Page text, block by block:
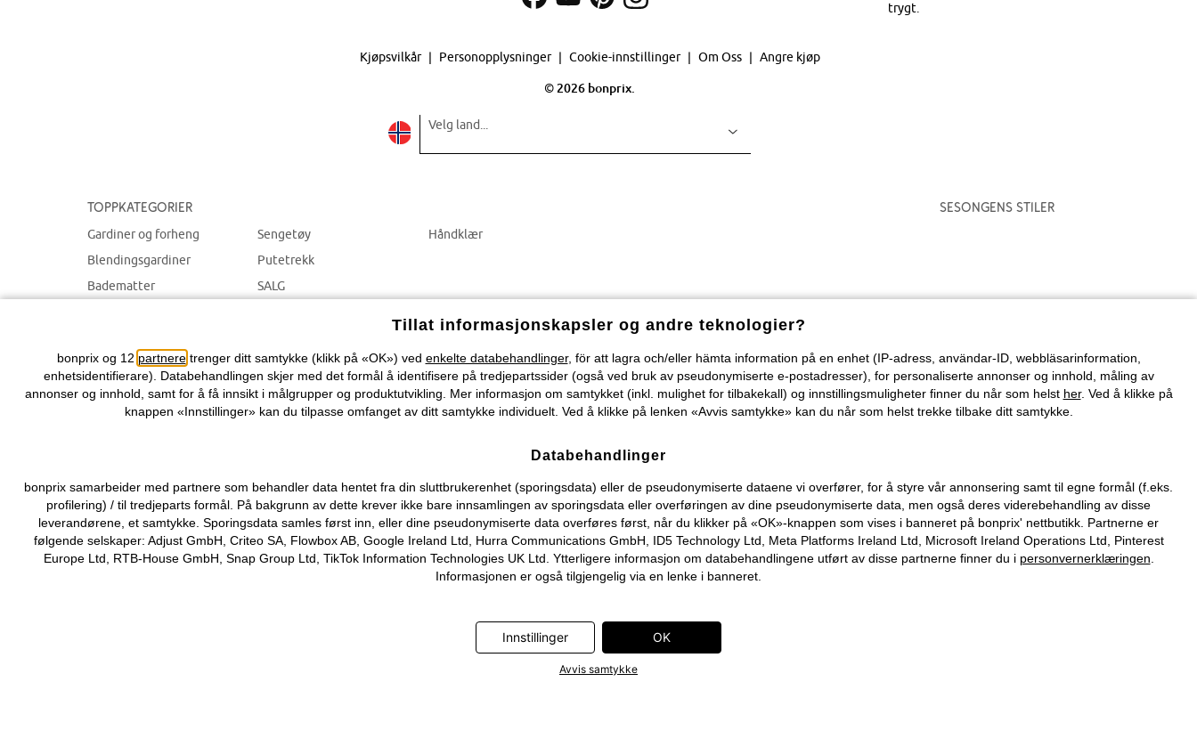
trygt.
Kjøpsvilkår Personopplysninger Cookie-innstillinger Om Oss Angre kjøp
© 2026 bonprix.
Velg land...
Toppkategorier Sesongens stiler
Gardiner og forheng
Blendingsgardiner
Badematter
Sengetøy
Putetrekk
SALG
Håndklær
Tillat informasjonskapsler og andre teknologier?
bonprix og 12 partneretrenger ditt samtykke (klikk på «OK») ved enkelte databehandlinger, för att lagra och/eller hämta information på en enhet (IP-adress, användar-ID, webbläsarinformation,
enhetsidentifierare). Databehandlingen skjer med det formål å identifisere på tredjepartssider (også ved bruk av pseudonymiserte e-postadresser), for personaliserte annonser og innhold, måling av
annonser og innhold, samt for å få innsikt i målgrupper og produktutvikling. Mer informasjon om samtykket (inkl. mulighet for tilbakekall) og innstillingsmuligheter finner du når som helst her. Ved å klikke på
knappen «Innstillinger» kan du tilpasse omfanget av ditt samtykke individuelt. Ved å klikke på lenken «Avvis samtykke» kan du når som helst trekke tilbake ditt samtykke.
Databehandlinger
bonprix samarbeider med partnere som behandler data hentet fra din sluttbrukerenhet (sporingsdata) eller de pseudonymiserte dataene vi overfører, for å styre vår annonsering samt til egne formål (f.eks.
profilering) / til tredjeparts formål. På bakgrunn av dette krever ikke bare innsamlingen av sporingsdata eller overføringen av dine pseudonymiserte data, men også deres viderebehandling av disse
leverandørene, et samtykke. Sporingsdata samles først inn, eller dine pseudonymiserte data overføres først, når du klikker på «OK»-knappen som vises i banneret på bonprix' nettbutikk. Partnerne er
følgende selskaper: Adjust GmbH, Criteo SA, Flowbox AB, Google Ireland Ltd, Hurra Communications GmbH, ID5 Technology Ltd, Meta Platforms Ireland Ltd, Microsoft Ireland Operations Ltd, Pinterest
Europe Ltd, RTB-House GmbH, Snap Group Ltd, TikTok Information Technologies UK Ltd. Ytterligere informasjon om databehandlingene utført av disse partnerne finner du i personvernerklæringen
Informasjonen er også tilgjengelig via en lenke i banneret.
Innstillinger OK
Avvis samtykke